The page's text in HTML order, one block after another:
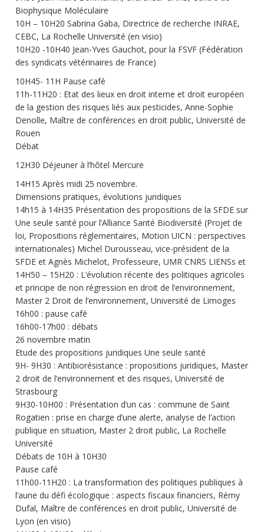
Biophysique Moléculaire
10H – 10H20 Sabrina Gaba, Directrice de recherche INRAE,
CEBC, La Rochelle Université (en visio)
10H20 -10H40 Jean-Yves Gauchot, pour la FSVF (Fédération
des syndicats vétérinaires de France)
10H45- 11H Pause café
11h-11H20 : Etat des lieux en droit interne et droit européen
de la gestion des risques liés aux pesticides, Anne-Sophie
Denolle, Maître de conférences en droit public, Université de
Rouen
Débat
12H30 Déjeuner à l’hôtel Mercure
14H15 Après midi 25 novembre.
Dimensions pratiques, évolutions juridiques
14h15 à 14H35 Présentation des propositions de la SFDE sur
Une seule santé pour l’Alliance Santé Biodiversité (Projet de
loi, Propositions réglementaires, Motion UICN : perspectives
internationales) Michel Durousseau, vice-président de la
SFDE et Agnès Michelot, Professeure, UMR CNRS LIENSs et
14H50 – 15H20 : L’évolution récente des politiques agricoles
et principe de non régression en droit de l’environnement,
Master 2 Droit de l’environnement, Université de Limoges
16h00 : pause café
16h00-17h00 : débats
26 novembre matin
Etude des propositions juridiques Une seule santé
9H- 9H30 : Antibiorésistance : propositions juridiques, Master
2 droit de l’environnement et des risques, Université de
Strasbourg
9H30-10H00 : Présentation d’un cas : commune de Saint
Rogatien : prise en charge d’une alerte, analyse de l’action
publique en situation, Master 2 droit public, La Rochelle
Université
Débats de 10H à 10H30
Pause café
11h00-11H20 : La transformation des politiques publiques à
l’aune du défi écologique : aspects fiscaux financiers, Rémy
Dufal, Maître de conférences en droit public, Université de
Lyon (en visio)